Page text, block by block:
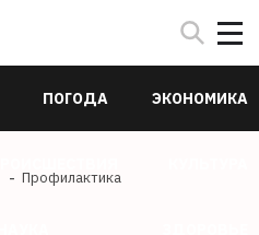
ПОГОДА ЭКОНОМИКА
Профилактика